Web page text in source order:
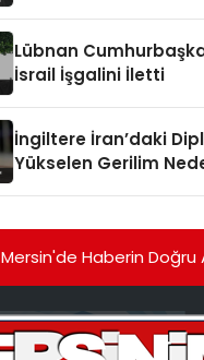
Lübnan
İsrail İşgalini İletti
İngiltere İran’daki
Yükselen Gerilim
Mersin'de Haberin Doğru